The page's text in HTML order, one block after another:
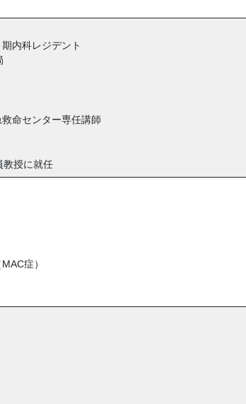
レジデント
ター専任講師
授に就任
症）